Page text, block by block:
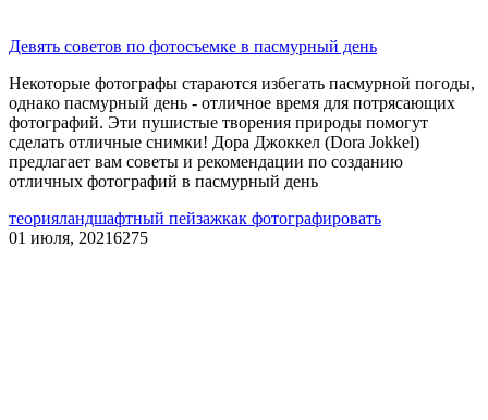
Девять советов по фотосъемке в пасмурный день
Некоторые фотографы стараются избегать пасмурной погоды,
однако пасмурный день - отличное время для потрясающих
фотографий. Эти пушистые творения природы помогут
сделать отличные снимки! Дора Джоккел (Dora Jokkel)
предлагает вам советы и рекомендации по созданию
отличных фотографий в пасмурный день
теорияландшафтный пейзажкак фотографировать
01 июля, 20216275